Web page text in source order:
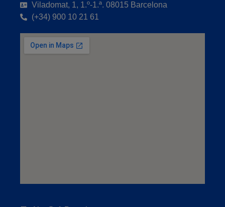
Viladomat, 1, 1.º-1.ª. 08015 Barcelona
(+34) 900 10 21 61